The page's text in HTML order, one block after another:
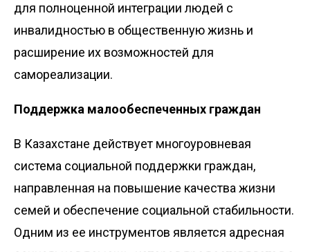
для полноценной интеграции людей с
инвалидностью в общественную жизнь и
расширение их возможностей для
самореализации.
Поддержка малообеспеченных граждан
В Казахстане действует многоуровневая
система социальной поддержки граждан,
направленная на повышение качества жизни
семей и обеспечение социальной стабильности.
Одним из ее инструментов является адресная